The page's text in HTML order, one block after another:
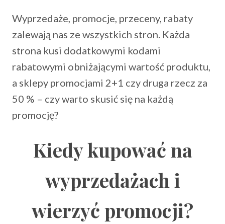
Wyprzedaże, promocje, przeceny, rabaty
zalewają nas ze wszystkich stron. Każda
strona kusi dodatkowymi kodami
rabatowymi obniżającymi wartość produktu,
a sklepy promocjami 2+1 czy druga rzecz za
50 % – czy warto skusić się na każdą
promocję?
Kiedy kupować na
wyprzedażach i
wierzyć promocji?